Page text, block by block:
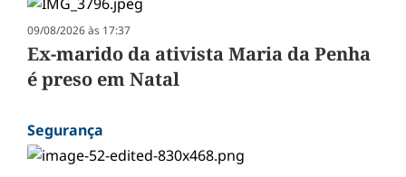
09/08/2026 às 17:37
Ex-marido da ativista Maria da Penha
é preso em Natal
Segurança